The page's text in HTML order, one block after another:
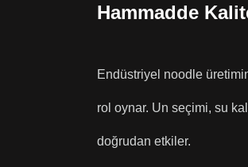
Hammadde
Endüstriyel noodle
rol oynar. Un seçimi, su
doğrudan etkiler.